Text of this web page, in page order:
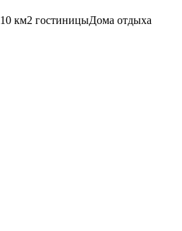
10 км2 гостиницыДома отдыха